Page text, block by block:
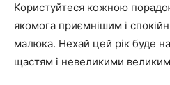
Користуйтеся кожною
якомога приємнішим і
малюка. Нехай цей рік буде
щастям і невеликими